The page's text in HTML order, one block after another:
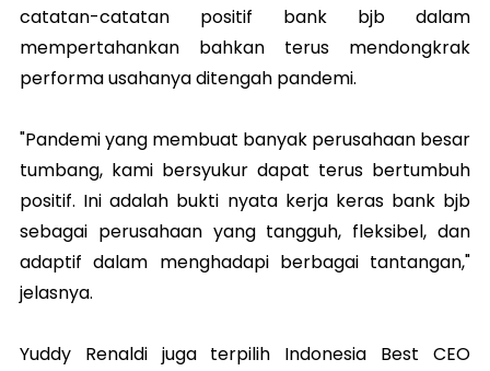
catatan-catatan positif bank bjb dalam
mempertahankan bahkan terus mendongkrak
performa usahanya ditengah pandemi.
"Pandemi yang membuat banyak perusahaan besar
tumbang, kami bersyukur dapat terus bertumbuh
positif. Ini adalah bukti nyata kerja keras bank bjb
sebagai perusahaan yang tangguh, fleksibel, dan
adaptif dalam menghadapi berbagai tantangan,"
jelasnya.
Yuddy Renaldi juga terpilih Indonesia Best CEO